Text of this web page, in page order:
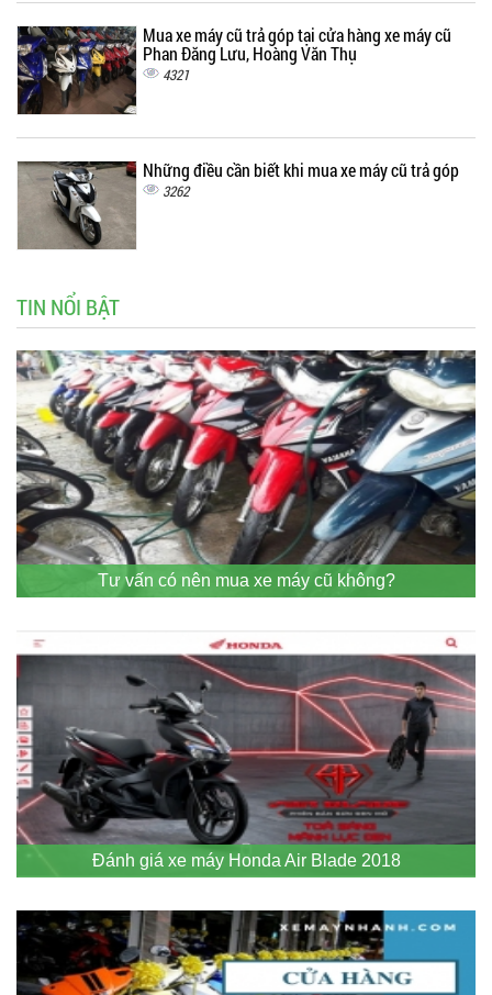
Mua xe máy cũ trả góp tại cửa hàng xe máy cũ
Phan Đăng Lưu, Hoàng Văn Thụ
4321
Những điều cần biết khi mua xe máy cũ trả góp
3262
TIN NỔI BẬT
Tư vấn có nên mua xe máy cũ không?
Đánh giá xe máy Honda Air Blade 2018